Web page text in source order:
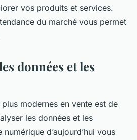
vos produits et services.
du marché vous permet
données et les
plus modernes en vente est de
les données et les
d’aujourd’hui vous